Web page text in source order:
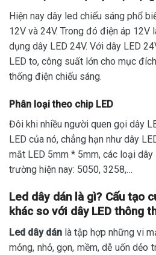
Hiện nay dây led chiếu sáng phổ
12V và 24V. Trong đó điện áp
dụng dây LED 24V. Với dây LED
LED to, công suất lớn cho mục
thống điện chiếu sáng.
Phân loại theo chip LED
Đôi khi nhiều người quen gọi dây
LED của nó, chẳng hạn như dây
mắt LED 5mm * 5mm, các loại dây
trường hiện nay: 5050, 3258,…
Led dây dán là gì? Cấu tạo
khác so với dây LED thông
Led dây dán là tập hợp những vi
mỏng, nhỏ, gọn, mềm, dễ uốn dẻo